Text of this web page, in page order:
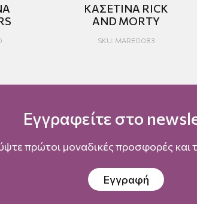
ΚΑΣΕΤΙΝΑ RICK
AND MORTY
SKU: MARE0083
Εγγραφείτε στο
πρώτοι μοναδικές προσφορές και
Εγγραφή